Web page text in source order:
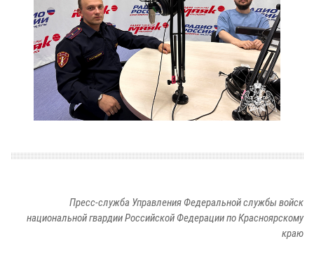
Пресс-служба Управления Федеральной службы войск
национальной гвардии Российской Федерации по Красноярскому
краю